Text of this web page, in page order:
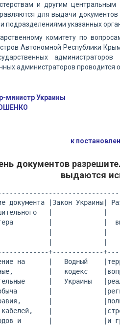
и другим центральным
для выдачи документов
подразделениями указанных
комитету по
Автономной Республики
администраторов проводится
министр Украины
к
документов
выдаются
документа |Закон Украины|
|             |
|             |
|             |
|             |
+-------------
на      |   Водный
|   кодекс
|   Украины
|
гравия,       |
кабелей,    |
и       |             |и